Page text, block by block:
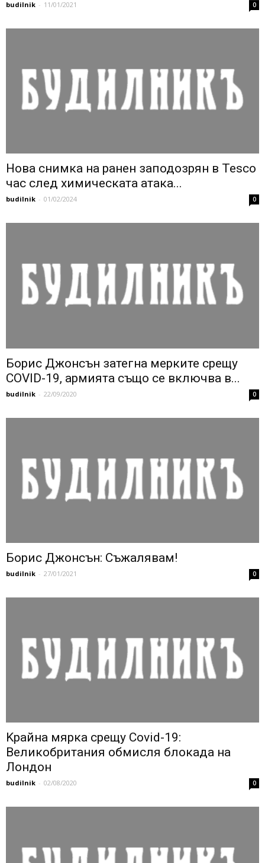
budilnik - 11/01/2021 0
Нова снимка на ранен заподозрян в Tesco
час след химическата атака...
budilnik - 01/02/2024 0
Борис Джонсън затегна мерките срещу
COVID-19, армията също се включва в...
budilnik - 22/09/2020 0
Борис Джонсън: Съжалявам!
budilnik - 27/01/2021 0
Kрайна мярка срещу Covid-19:
Великобритания обмисля блокада на
Лондон
budilnik - 02/08/2020 0